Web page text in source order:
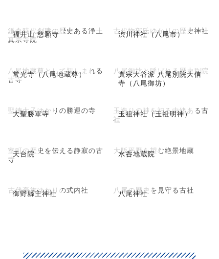
福井山 慈願寺
鎌倉時代創建の歴史ある浄土
真宗寺院
渋川神社（八尾市）
古代物部氏ゆかりの歴史神社
常光寺（八尾地蔵尊）
八尾地蔵尊として親しまれる
古寺
真宗大谷派 八尾別院大信
寺（八尾御坊）
八尾御坊と呼ばれる歴史別院
大聖勝軍寺
聖徳太子ゆかりの勝運の寺 玉祖神社（玉祖明神）
玉造りの神を祀る由緒ある古
社
天台院
室町の歴史を伝える静寂の古
寺
水呑地蔵院
大阪平野を望む絶景地蔵
御野縣主神社
古代豪族ゆかりの式内社 八尾神社
八尾の歴史を見守る古社